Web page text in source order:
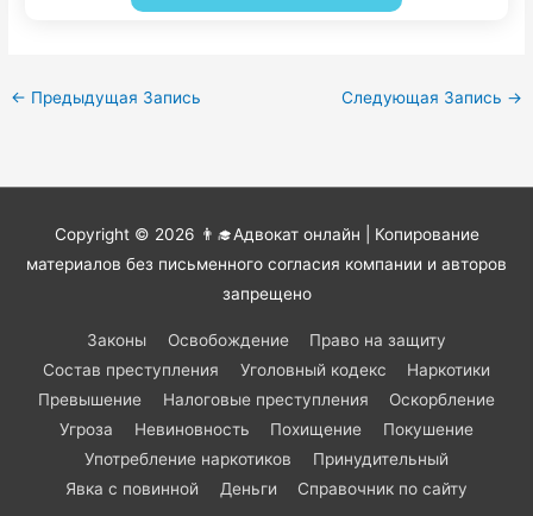
← Предыдущая Запись Следующая Запись →
Copyright © 2026 👨‍🎓Адвокат онлайн | Копирование
материалов без письменного согласия компании и авторов
запрещено
Законы Освобождение
Право на защиту
Состав преступления
Уголовный кодекс
Наркотики
Превышение
Налоговые преступления
Оскорбление
Угроза
Невиновность Похищение
Покушение
Употребление наркотиков
Принудительный
Явка с повинной
Деньги Справочник по сайту